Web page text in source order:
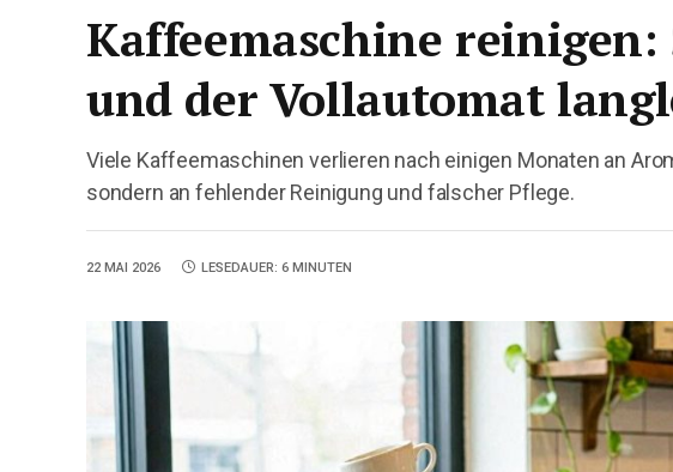
Kaffeemaschine
und der Vollautomat
Viele Kaffeemaschinen verlieren nach einigen Monaten an
sondern an fehlender Reinigung und falscher Pflege.
22 MAI 2026 LESEDAUER: 6 MINUTEN